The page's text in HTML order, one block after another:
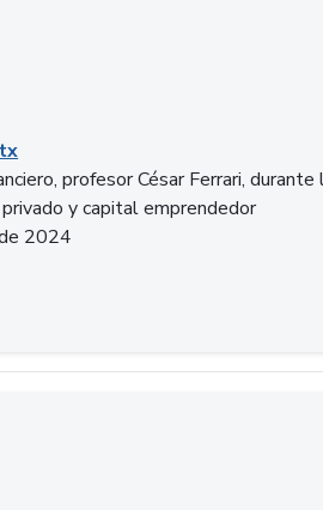
profesor César Ferrari, durante
y capital emprendedor
2024